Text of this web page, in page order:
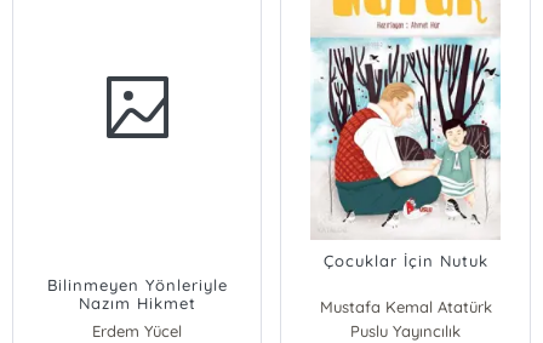
Bilinmeyen Yönleriyle
Nazım Hikmet
Erdem Yücel
Çocuklar İçin Nutuk
Mustafa Kemal Atatürk
Puslu Yayıncılık